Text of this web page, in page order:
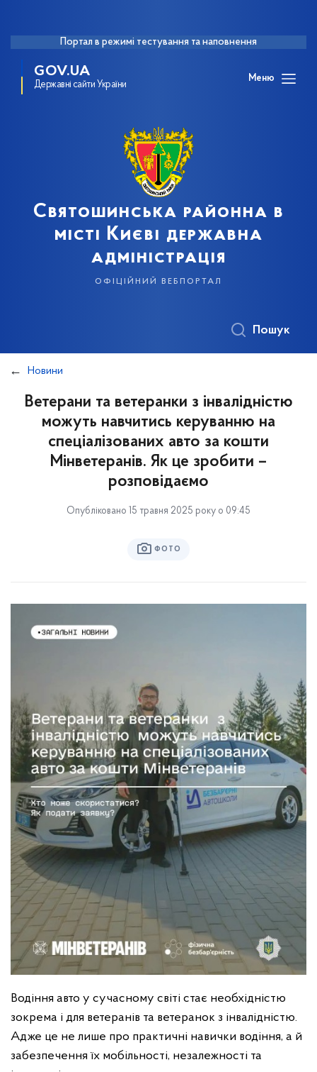
Портал в режимі тестування та наповнення
GOV.UA
Державні сайти України
Меню
Святошинська районна в
місті Києві державна
адміністрація
офіційний вебпортал
Пошук
Новини
Ветерани та ветеранки з інвалідністю
можуть навчитись керуванню на
спеціалізованих авто за кошти
Мінветеранів. Як це зробити –
розповідаємо
Опубліковано 15 травня 2025 року о 09:45
ФОТО
Водіння авто у сучасному світі стає необхідністю
зокрема і для ветеранів та ветеранок з інвалідністю.
Адже це не лише про практичні навички водіння, а й
забезпечення їх мобільності, незалежності та